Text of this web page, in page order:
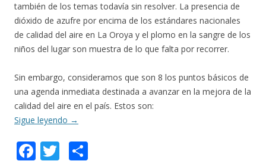
también de los temas todavía sin resolver. La presencia de
dióxido de azufre por encima de los estándares nacionales
de calidad del aire en La Oroya y el plomo en la sangre de los
niños del lugar son muestra de lo que falta por recorrer.
Sin embargo, consideramos que son 8 los puntos básicos de
una agenda inmediata destinada a avanzar en la mejora de la
calidad del aire en el país. Estos son:
Sigue leyendo →
F T